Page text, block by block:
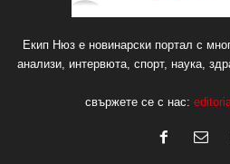
Екип Нюз е новинарски портал с
анализи, интервюта, спорт, наука,
свържете се с нас: